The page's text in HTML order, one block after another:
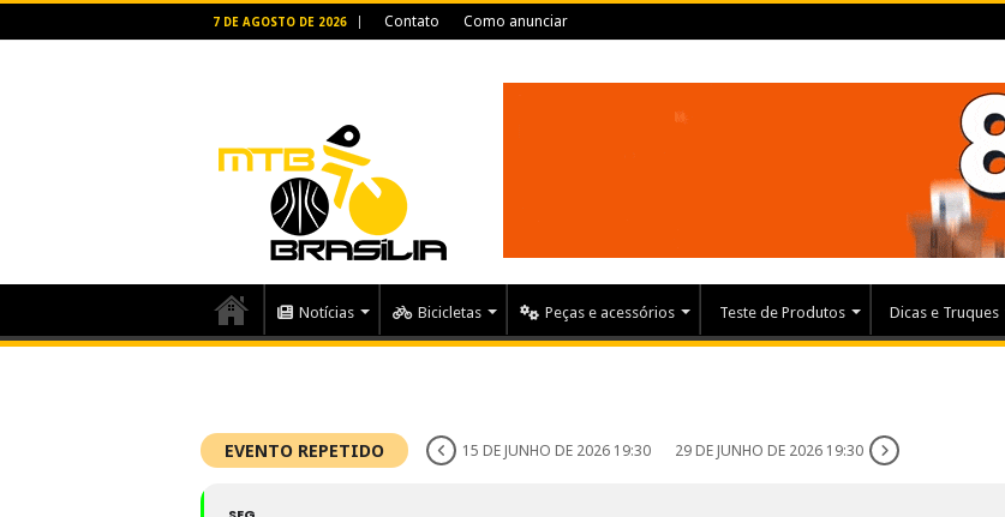
7 DE AGOSTO DE 2026 Contato Como anunciar
Notícias Bicicletas Peças e acessórios Teste de Produtos Dicas e Truques
EVENTO REPETIDO 15 DE JUNHO DE 2026 19:30 29 DE JUNHO DE 2026 19:30